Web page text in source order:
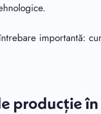
importantă:
producție în